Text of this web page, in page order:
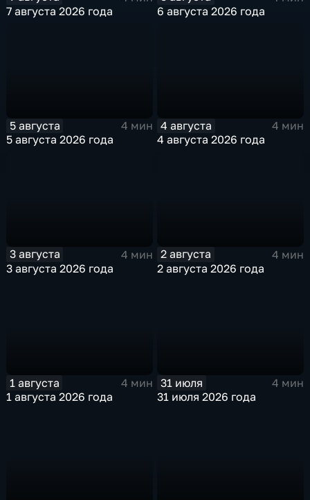
7 августа 2026 года
6 августа 2026 года
5 августа
4 мин
5 августа 2026 года
4 августа
4 мин
4 августа 2026 года
3 августа
4 мин
3 августа 2026 года
2 августа
4 мин
2 августа 2026 года
1 августа
4 мин
1 августа 2026 года
31 июля
4 мин
31 июля 2026 года